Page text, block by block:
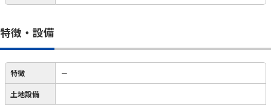
特徴・設備
特徴 －
土地設備